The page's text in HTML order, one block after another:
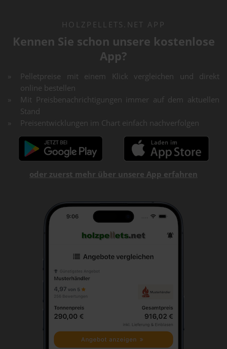
HOLZPELLETS.NET APP
Kennen Sie schon unsere kostenlose
App?
Pelletpreise mit einem Klick vergleichen und direkt
online bestellen
Mit Preisbenachrichtigungen immer auf dem aktuellen
Stand
Preisentwicklungen im Chart einfach nachverfolgen
oder zuerst mehr über unsere App erfahren